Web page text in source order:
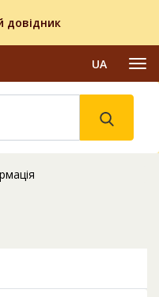
довідник
UA